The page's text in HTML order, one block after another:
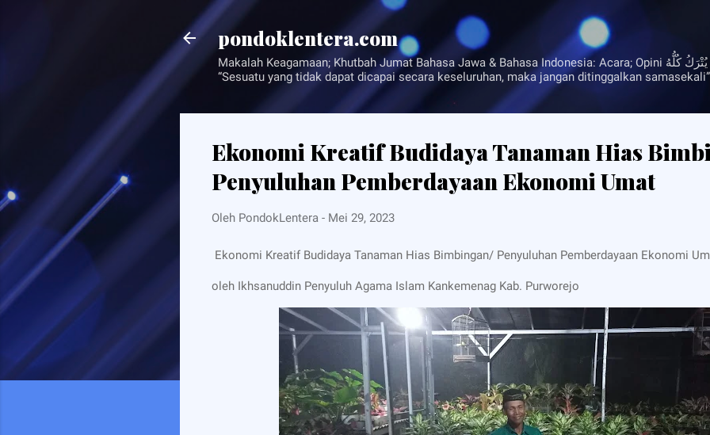
Langsung ke konten utama
pondoklentera.com
Makalah Keagamaan; Khutbah Jumat Bahasa Jawa & Bahasa Indonesia: Acara; Opini مَالَا يُدْرَكُ كُلُّهُ لَا يُتْرَكُ كُلُّهُ
“Sesuatu yang tidak dapat dicapai secara keseluruhan, maka jangan ditinggalkan samasekali”
Ekonomi Kreatif Budidaya Tanaman Hias
Penyuluhan Pemberdayaan Ekonomi Umat
Oleh PondokLentera - Mei 29, 2023
Ekonomi Kreatif Budidaya Tanaman Hias Bimbingan/ Penyuluhan Pemberdayaan Ekonomi
oleh Ikhsanuddin Penyuluh Agama Islam Kankemenag Kab. Purworejo